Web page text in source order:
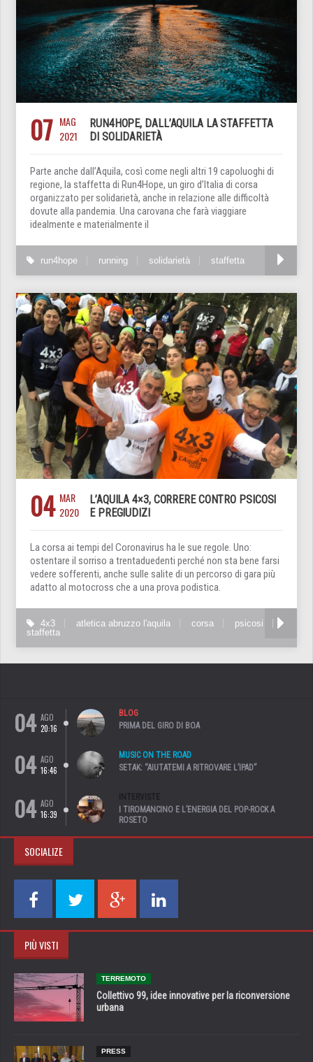
07 MAG
2021
RUN4HOPE, DALL’AQUILA LA STAFFETTA
DI SOLIDARIETÀ
Parte anche dall’Aquila, così come negli altri 19 capoluoghi di
regione, la staffetta di Run4Hope, un giro d’Italia di corsa
organizzato per solidarietà, anche in relazione alle difficoltà
dovute alla pandemia. Una carovana che farà viaggiare
idealmente e materialmente il
run4hope running solidarietà staffetta
04 MAR
2020
L’AQUILA 4×3, CORRERE CONTRO PSICOSI
E PREGIUDIZI
La corsa ai tempi del Coronavirus ha le sue regole. Uno:
ostentare il sorriso a trentaduedenti perché non sta bene farsi
vedere sofferenti, anche sulle salite di un percorso di gara più
adatto al motocross che a una prova podistica.
4x3 atletica abruzzo l'aquila corsa
psicosi
staffetta
04 AGO
20:16
BLOG
PRIMA DEL GIRO DI BOA
04 AGO
16:46
MUSIC ON THE ROAD
SETAK: “AIUTATEMI A RITROVARE L’IPAD”
04 AGO
16:39
INTERVISTE
I TIROMANCINO E L’ENERGIA DEL POP-ROCK A
ROSETO
SOCIALIZE
PIÙ VISTI
TERREMOTO
Collettivo 99, idee innovative per la riconversione
urbana
PRESS